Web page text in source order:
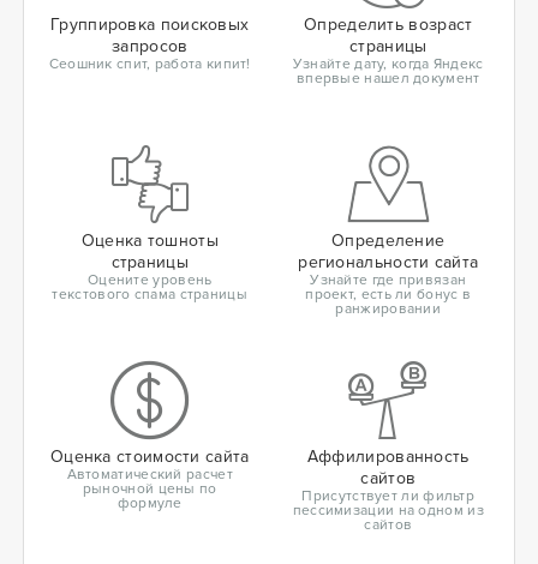
Группировка поисковых
запросов
Сеошник спит, работа кипит!
Определить возраст
страницы
Узнайте дату, когда Яндекс
впервые нашел документ
Оценка тошноты
страницы
Оцените уровень
текстового спама страницы
Определение
региональности сайта
Узнайте где привязан
проект, есть ли бонус в
ранжировании
Оценка стоимости сайта
Автоматический расчет
рыночной цены по
формуле
Аффилированность
сайтов
Присутствует ли фильтр
пессимизации на одном из
сайтов